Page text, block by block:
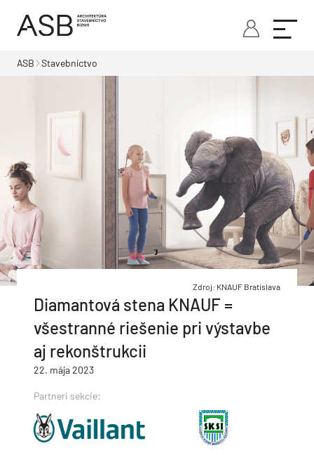
ASB Stavebníctvo
Zdroj: KNAUF Bratislava
Diamantová stena KNAUF =
všestranné riešenie pri výstavbe
aj rekonštrukcii
22. mája 2023
Partneri sekcie: